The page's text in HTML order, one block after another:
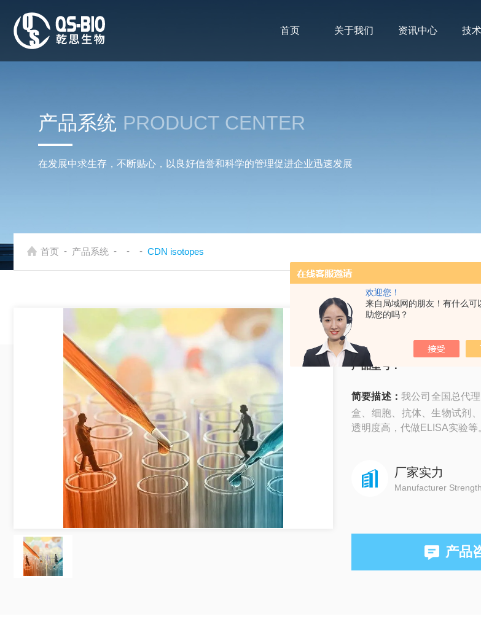
欢迎您！
来自局域网的朋友！有什么可
助您的吗？
首页 关于我们 资讯中心 技
产品系统 PRODUCT CENTER
在发展中求生存，不断贴心，以良好信誉和科学的管理促进企业迅速发展
首页 - 产品系统 - - - CDN isotopes
CDN isotopes
产品型号：
简要描述： 我公司全国总代
盒、细胞、抗体、生物试剂
透明度高，代做ELISA实验等
厂家实力
Manufacturer Strength
产品